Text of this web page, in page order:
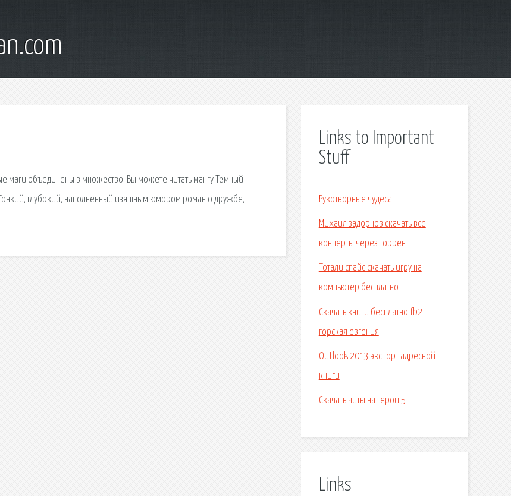
маги объединены в множество. Вы можете читать мангу Тёмный
глубокий, наполненный изящным юмором роман о дружбе,
Links to Important
Stuff
Рукотворные чудеса
Михаил задорнов скачать все
концерты через торрент
Тотали спайс скачать игру на
компьютер бесплатно
Скачать книги бесплатно fb2
горская евгения
Outlook 2013 экспорт адресной
книги
Скачать читы на герои 5
Links